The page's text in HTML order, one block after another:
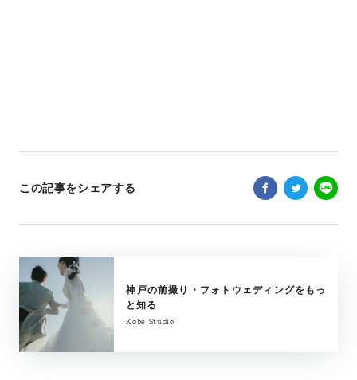
この記事をシェアする
神戸の前撮り・フォトウェディングをもっ
と知る
Kobe Studio